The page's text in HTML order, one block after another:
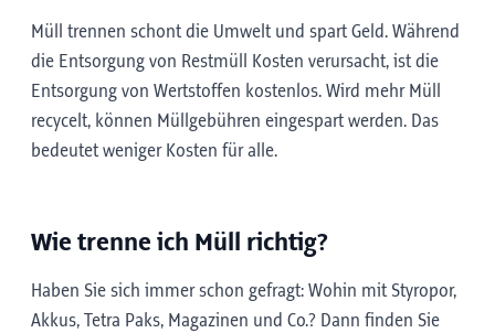
Müll trennen schont die Umwelt und spart Geld. Während
die Entsorgung von Restmüll Kosten verursacht, ist die
Entsorgung von Wertstoffen kostenlos. Wird mehr Müll
recycelt, können Müllgebühren eingespart werden. Das
bedeutet weniger Kosten für alle.
Wie trenne ich Müll richtig?
Haben Sie sich immer schon gefragt: Wohin mit Styropor,
Akkus, Tetra Paks, Magazinen und Co.? Dann finden Sie